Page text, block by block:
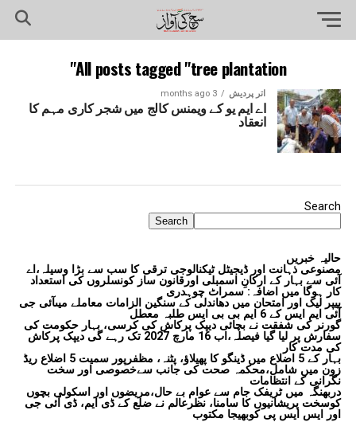
All posts tagged "tree plantation"
اتر پردیش 3 months ago
اے ایم یو کے ویمنس کالج میں شجر کاری مہم کا
انعقاد
Search
Search
حالیہ خبریں
مصنوعی ذہانت اور ڈیجیٹل ٹیکنالوجی ترقی کا سب سے بڑا وسیلہ،اے
آئی سے بہار کے ارکانِ اسمبلی اورقانون ساز کونسلروں کی استعداد
کار ہوگا میں اضافہ: سمراٹ چوہدری
پیپر لیک اور امتحان میں دھاندلی کے سنگین الزامات معاملے میںآئی جی
آئی ایم ایس کے 6 ایم بی بی ایس طلبہ معطل
گورنر کی شفقت نے بچائی دیپک پرکاش کی کرسی، بہار حکومت کی
سفارش پر لیا گیا فیصلہ،اب 16 مارچ 2027 تک رہے گی دیپک پرکاش
کی مدت کار
بہار کے 5 اضلاع میں ڈینگو کا پھیلاؤ، پٹنہ، مظفرپور سمیت 5 اضلاع ریڈ
زون میں شامل،محکمہ صحت کی جانب سےخصوصی اور سخت
نگرانی کے انتظامات
دربھنگہ میں ٹریفک جام سے عوام بے حال،مریضوں اور اسکولی بچوں
کوسخت پریشانیوں کا سامنا، نظرعالم نے ضلع کے ڈی ایم، ڈی آئی جی
اور ایس ایس پی کوبھیجا مکتوب